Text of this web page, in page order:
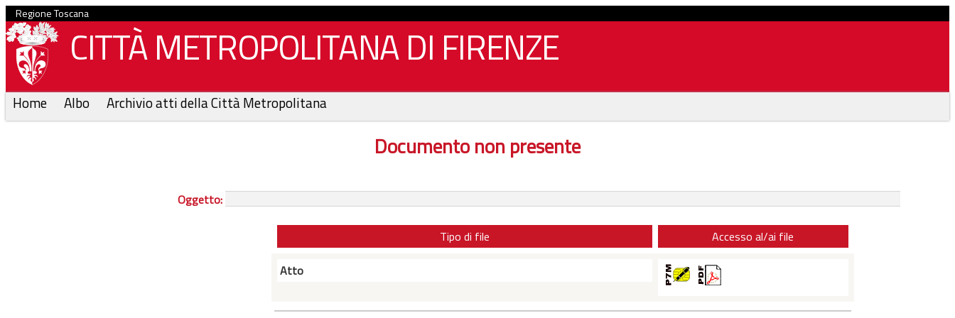
Regione Toscana
CITTÀ METROPOLITANA DI FIRENZE
Home Albo Archivio atti della Città Metropolitana
Documento non presente
Oggetto:
Tipo di file
Accesso al/ai file
Atto